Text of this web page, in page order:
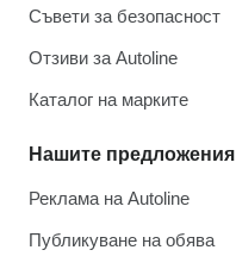
Съвети за безопасност
Отзиви за Autoline
Каталог на марките
Нашите предложения
Реклама на Autoline
Публикуване на обява